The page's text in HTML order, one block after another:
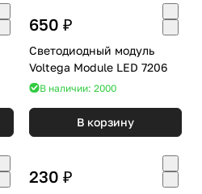
650 ₽
Светодиодный модуль
Voltega Module LED 7206
В наличии: 2000
В корзину
230 ₽